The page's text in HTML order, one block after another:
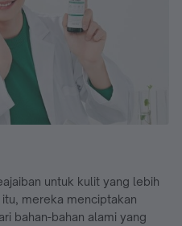
untuk kulit yang lebih
mereka menciptakan
bahan-bahan alami yang